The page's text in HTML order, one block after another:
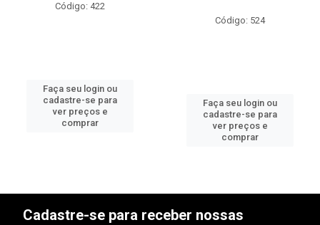
Código: 422
Faça seu login ou
cadastre-se para
ver preços e
comprar
Código: 524
Faça seu login ou
cadastre-se para
ver preços e
comprar
Cadastre-se para receber nossas